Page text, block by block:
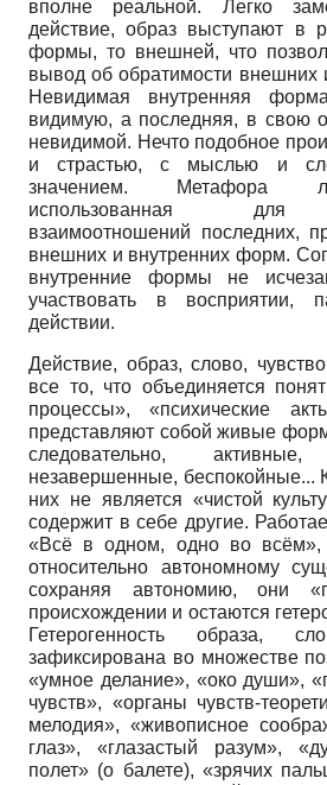
вполне реальной. Легко
действие, образ выступают в
формы, то внешней, что
вывод об обратимости внешних
Невидимая внутренняя
видимую, а последняя, в свою
невидимой. Нечто подобное
и страстью, с мыслью и
значением. Метафора
использованная для
взаимоотношений последних,
внешних и внутренних форм.
внутренние формы не
участвовать в восприятии,
действии.
Действие, образ, слово,
все то, что объединяется
процессы», «психические
представляют собой живые
следовательно, активные,
незавершенные, беспокойные...
них не является «чистой
содержит в себе другие.
«Всё в одном, одно во
относительно автономному
сохраняя автономию, они
происхождении и остаются
Гетерогенность образа,
зафиксирована во множестве
«умное делание», «око души»,
чувств», «органы чувств-
мелодия», «живописное
глаз», «глазастый разум»,
полет» (о балете), «зрячих